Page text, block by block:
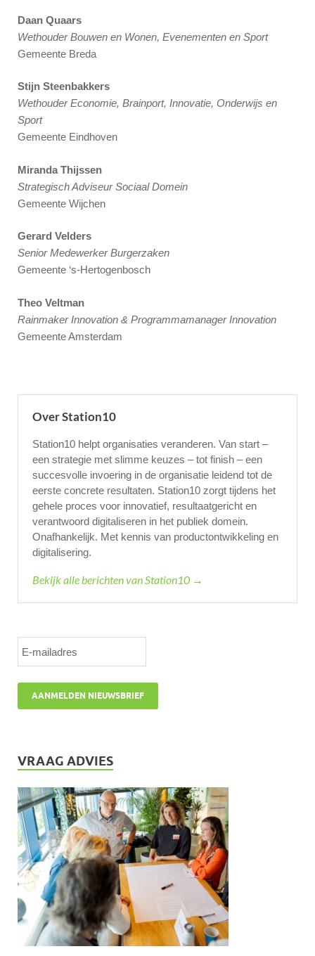
Daan Quaars
Wethouder Bouwen en Wonen, Evenementen en Sport
Gemeente Breda
Stijn Steenbakkers
Wethouder Economie, Brainport, Innovatie, Onderwijs en
Sport
Gemeente Eindhoven
Miranda Thijssen
Strategisch Adviseur Sociaal Domein
Gemeente Wijchen
Gerard Velders
Senior Medewerker Burgerzaken
Gemeente ‘s-Hertogenbosch
Theo Veltman
Rainmaker Innovation & Programmamanager Innovation
Gemeente Amsterdam
Over Station10
Station10 helpt organisaties veranderen. Van start –
een strategie met slimme keuzes – tot finish – een
succesvolle invoering in de organisatie leidend tot de
eerste concrete resultaten. Station10 zorgt tijdens het
gehele proces voor innovatief, resultaatgericht en
verantwoord digitaliseren in het publiek domein.
Onafhankelijk. Met kennis van productontwikkeling en
digitalisering.
Bekijk alle berichten van Station10 →
VRAAG ADVIES